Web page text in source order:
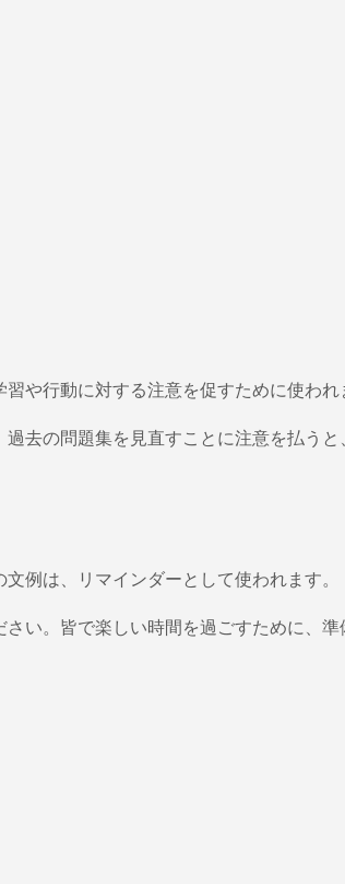
や行動に対する注意を促すために使われ
去の問題集を見直すことに注意を払うと
例は、リマインダーとして使われます。
い。皆で楽しい時間を過ごすために、準